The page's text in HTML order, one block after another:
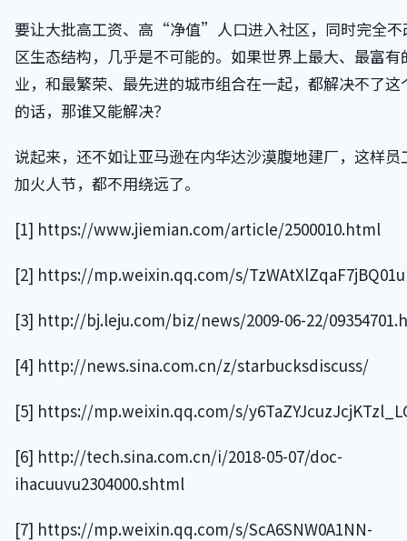
要让大批高工资、高“净值”人口进入社区，同时完全不
区生态结构，几乎是不可能的。如果世界上最大、最富有
业，和最繁荣、最先进的城市组合在一起，都解决不了这
的话，那谁又能解决？
说起来，还不如让亚马逊在内华达沙漠腹地建厂，这样员
加火人节，都不用绕远了。
[1] https://www.jiemian.com/article/2500010.html
[2] https://mp.weixin.qq.com/s/
[3] http://bj.leju.com/biz/news/2009-06-22/
[4] http://news.sina.com.cn/z/starbucksdiscuss/
[5] https://mp.weixin.qq.com/s/
[6] http://tech.sina.com.cn/i/2018-05-07/doc-
ihacuuvu2304000.shtml
[7] https://mp.weixin.qq.com/s/ScA6SNW0A1NN-